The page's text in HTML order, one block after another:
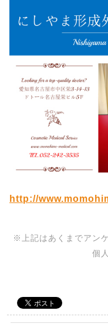
http://
※上記はあくまでアン
個